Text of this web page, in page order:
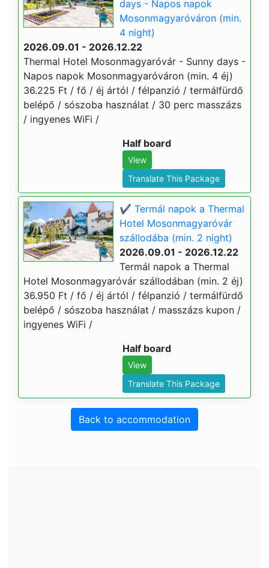
days - Napos napok
Mosonmagyaróváron (min.
4 night)
2026.09.01 - 2026.12.22
Thermal Hotel Mosonmagyaróvár - Sunny days -
Napos napok Mosonmagyaróváron (min. 4 éj)
36.225 Ft / fő / éj ártól / félpanzió / termálfürdő
belépő / sószoba használat / 30 perc masszázs
/ ingyenes WiFi /
Half board
View
Translate This Package
✔️ Termál napok a Thermal
Hotel Mosonmagyaróvár
szállodába (min. 2 night)
2026.09.01 - 2026.12.22
Termál napok a Thermal
Hotel Mosonmagyaróvár szállodában (min. 2 éj)
36.950 Ft / fő / éj ártól / félpanzió / termálfürdő
belépő / sószoba használat / masszázs kupon /
ingyenes WiFi /
Half board
View
Translate This Package
Back to accommodation